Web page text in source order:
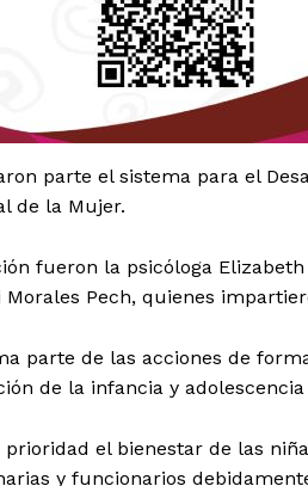
Luces
Del Siglo
SUSCRÍBETE AHORA
parte el sistema para el
de la Mujer.
fueron la psicóloga
Morales Pech, quienes
parte de las acciones de
de la infancia y adolescencia
el bienestar de las
y funcionarios